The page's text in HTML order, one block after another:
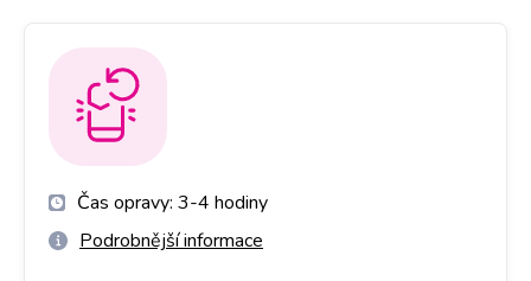
Čas opravy: 3-4 hodiny
Podrobnější informace